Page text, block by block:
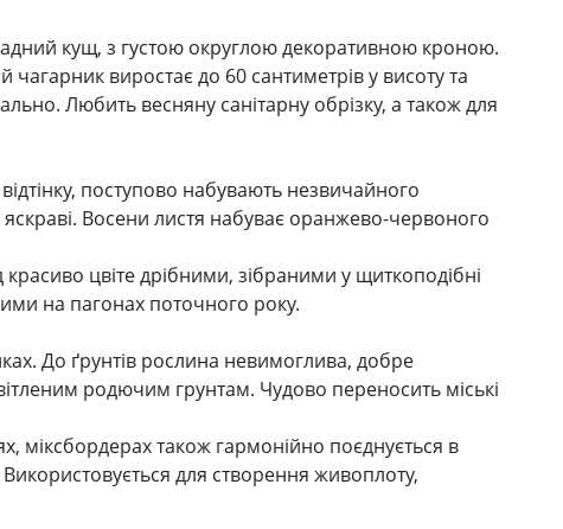
кущ, з густою округлою декоративною кроною.
виростає до 60 сантиметрів у висоту та
Любить весняну санітарну обрізку, а також для
поступово набувають незвичайного
Восени листя набуває оранжево-червоного
цвіте дрібними, зібраними у щиткоподібні
на пагонах поточного року.
До ґрунтів рослина невимоглива, добре
родючим грунтам. Чудово переносить міські
міксбордерах також гармонійно поєднується в
для створення живоплоту,